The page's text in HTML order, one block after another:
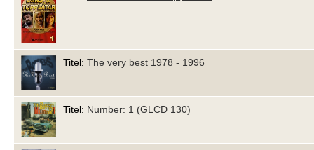
Titel: The very best 1978 - 1996
Titel: Number: 1 (GLCD 130)